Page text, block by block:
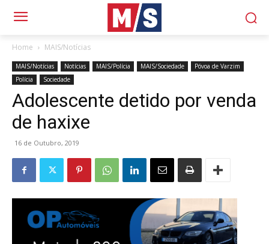
Home MAIS/Notícias
MAIS/Notícias Notícias MAIS/Polícia MAIS/Sociedade
Póvoa de Varzim
Polícia
Sociedade
Adolescente detido por venda
de haxixe
16 de Outubro, 2019